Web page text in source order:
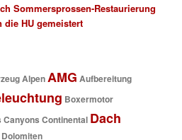
Sommersprossen-Restaurierung
die HU gemeistert
AlpenAMG Aufbereitung
Boxermotor
Canyons Continental Dach
Dolomiten